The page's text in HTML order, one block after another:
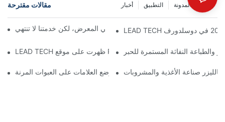
مقالات مقترحة مشاركة المدونة التطبيق أخبار
معرض بروباك الصين 2026 | ينتهي المعرض، لكن خدمتنا لا تنتهي
والطباعة النفاثة المستمرة للحبر
اختيار أفضل التقنيات لترميز ووضع العلامات على العبوات المرنة
بالليزر صناعة الأغذية والمشروبات